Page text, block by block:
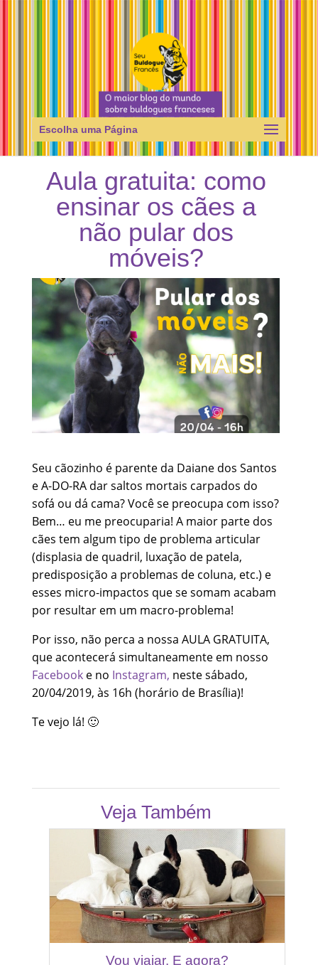
Escolha uma Página
Aula gratuita: como
ensinar os cães a
não pular dos
móveis?
Seu cãozinho é parente da Daiane dos Santos
e A-DO-RA dar saltos mortais carpados do
sofá ou dá cama? Você se preocupa com isso?
Bem… eu me preocuparia! A maior parte dos
cães tem algum tipo de problema articular
(displasia de quadril, luxação de patela,
predisposição a problemas de coluna, etc.) e
esses micro-impactos que se somam acabam
por resultar em um macro-problema!
Por isso, não perca a nossa AULA GRATUITA,
que acontecerá simultaneamente em nosso
Facebook e no Instagram, neste sábado,
20/04/2019, às 16h (horário de Brasília)!
Te vejo lá! 🙂
Veja Também
Vou viajar. E agora?